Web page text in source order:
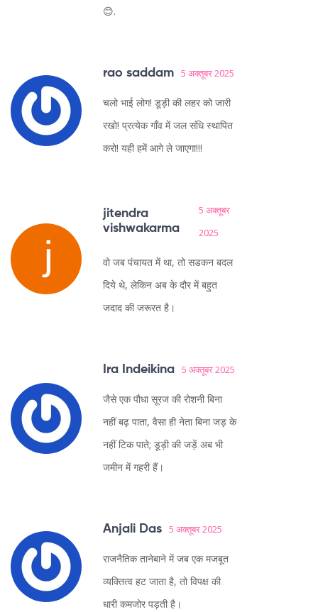
😊.
rao saddam 5 अक्तूबर 2025
चलो भाई लोग! डूड़ी की लहर को जारी
रखो! प्रत्येक गाँव में जल संधि स्थापित
करो! यही हमें आगे ले जाएगा!!!
jitendra
vishwakarma
5 अक्तूबर
2025
वो जब पंचायत में था, तो सडकन बदल
दिये थे, लेकिन अब के दौर में बहुत
जदाद की जरूरत है।
Ira Indeikina 5 अक्तूबर 2025
जैसे एक पौधा सूरज की रोशनी बिना
नहीं बढ़ पाता, वैसा ही नेता बिना जड़ के
नहीं टिक पाते; डूड़ी की जड़ें अब भी
जमीन में गहरी हैं।
Anjali Das 5 अक्तूबर 2025
राजनैतिक तानेबाने में जब एक मजबूत
व्यक्तित्व हट जाता है, तो विपक्ष की
धारी कमजोर पड़ती है।